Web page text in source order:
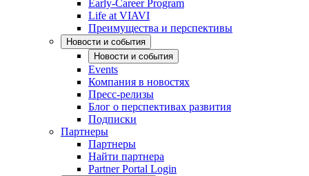
Early-Career Program
Life at VIAVI
Преимущества и перспективы
Новости и события
Новости и события
Events
Компания в новостях
Пресс-релизы
Блог о перспективах развития
Подписки
Партнеры
Партнеры
Найти партнера
Partner Portal Login